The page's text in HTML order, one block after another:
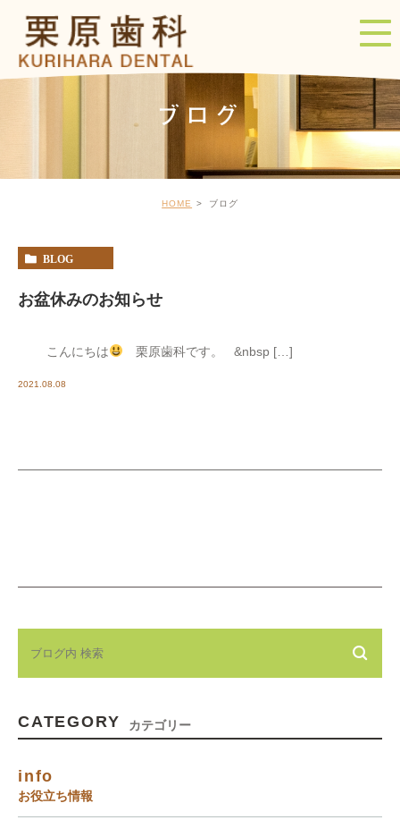
ブログ
HOME ブログ
BLOG
お盆休みのお知らせ
こんにちは 栗原歯科です。 &nbsp […]
2021.08.08
CATEGORY カテゴリー
info
お役立ち情報